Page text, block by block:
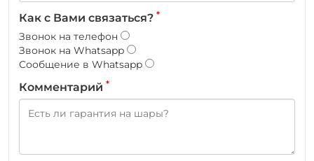
Как с Вами связаться? *
Звонок на телефон
Звонок на Whatsapp
Сообщение в Whatsapp
Комментарий *